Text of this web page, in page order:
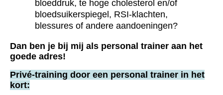
bloeddruk, te hoge cholesterol en/of
bloedsuikerspiegel, RSI-klachten,
blessures of andere aandoeningen?
Dan ben je bij mij als personal trainer aan het
goede adres!
Privé-training door een personal trainer in het
kort: